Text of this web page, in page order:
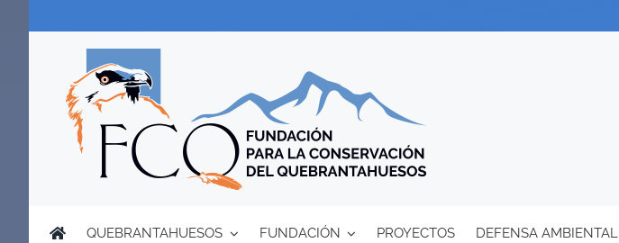
QUEBRANTAHUESOS FUNDACIÓN PROYECTOS DEFENSA AMBIENTAL